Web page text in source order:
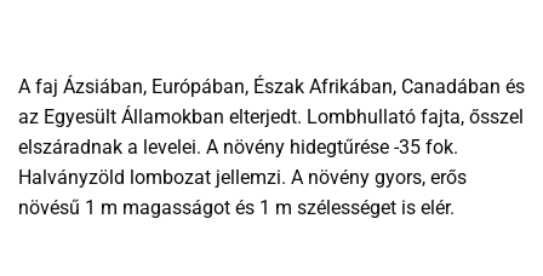
A faj Ázsiában, Európában, Észak Afrikában, Canadában és
az Egyesült Államokban elterjedt. Lombhullató fajta, ősszel
elszáradnak a levelei. A növény hidegtűrése -35 fok.
Halványzöld lombozat jellemzi. A növény gyors, erős
növésű 1 m magasságot és 1 m szélességet is elér.